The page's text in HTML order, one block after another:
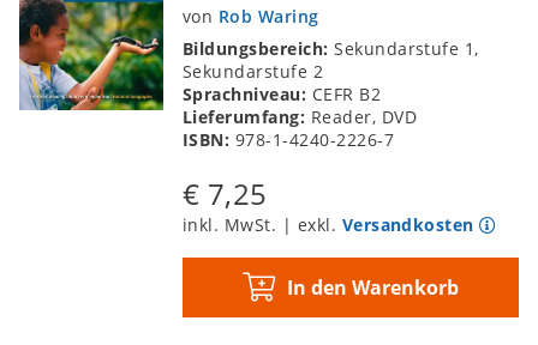
von Rob Waring
Bildungsbereich:Sekundarstufe 1,
Sekundarstufe 2
Sprachniveau: CEFR B2
Lieferumfang: Reader, DVD
ISBN: 978-1-4240-2226-7
€ 7,25
inkl. MwSt. | exkl. Versandkosten
In den Warenkorb